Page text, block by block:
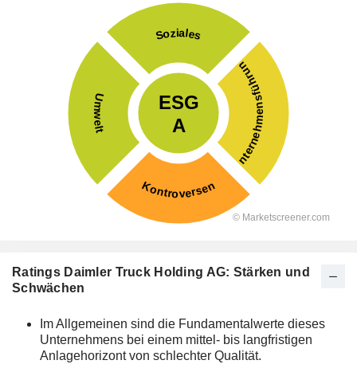
Ratings Daimler Truck Holding AG: Stärken und
Schwächen
Im Allgemeinen sind die Fundamentalwerte dieses
Unternehmens bei einem mittel- bis langfristigen
Anlagehorizont von schlechter Qualität.